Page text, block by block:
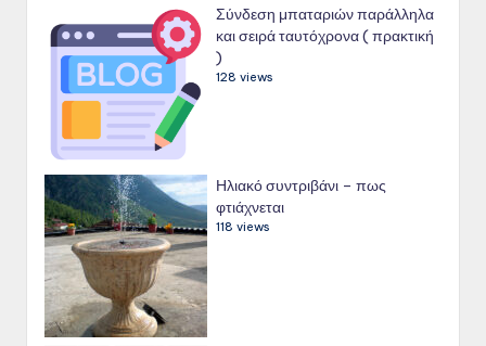
Σύνδεση μπαταριών παράλληλα
και σειρά ταυτόχρονα ( πρακτική
)
128 views
Ηλιακό συντριβάνι – πως
φτιάχνεται
118 views